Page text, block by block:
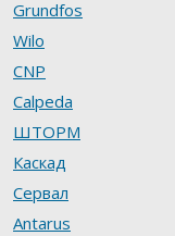
Grundfos
Wilo
CNP
Calpeda
ШТОРМ
Каскад
Сервал
Antarus